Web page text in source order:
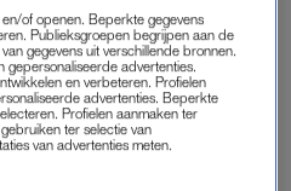
MET
tot alle
of openen. Beperkte gegevens
Publieksgroepen begrijpen aan de
gegevens uit verschillende bronnen.
gepersonaliseerde advertenties.
en verbeteren. Profielen
advertenties. Beperkte
Profielen aanmaken ter
ter selectie van
van advertenties meten.